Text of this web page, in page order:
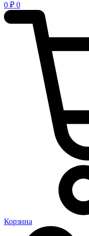
0 ₽ 0
Корзина